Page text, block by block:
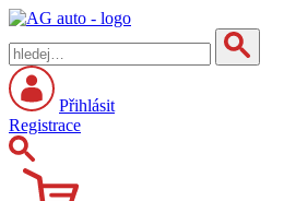
Přihlásit
Registrace